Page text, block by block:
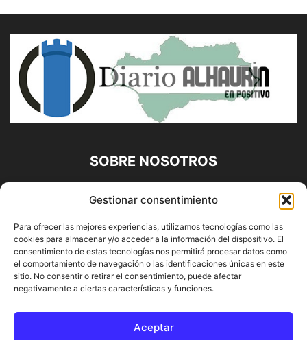
Gestionar consentimiento
Para ofrecer las mejores experiencias, utilizamos tecnologías como las
cookies para almacenar y/o acceder a la información del dispositivo. El
consentimiento de estas tecnologías nos permitirá procesar datos como
el comportamiento de navegación o las identificaciones únicas en este
sitio. No consentir o retirar el consentimiento, puede afectar
negativamente a ciertas características y funciones.
Aceptar
SOBRE NOSOTROS
Diario Alhaurín (www.alhaurindelatorre.com) Propiedad de
Francisco E. López López | 639 95 71 95 | Noticias de
Alhaurín de la Torre, Málaga y Provincia|
Contáctanos:info@alhaurindelatorre.com
SÍGUENOS